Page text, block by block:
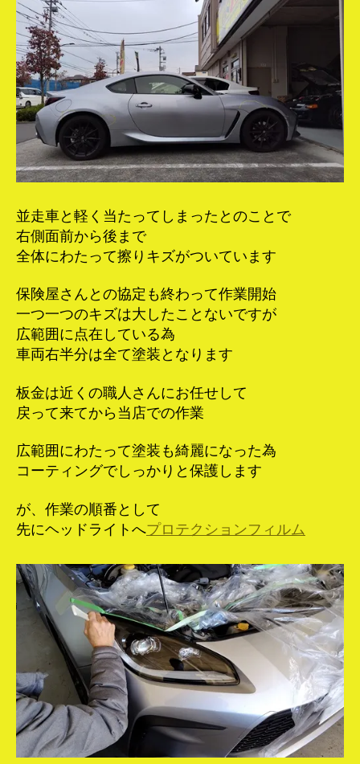
並走車と軽く当たってしまったとのことで
右側面前から後まで
全体にわたって擦りキズがついています
保険屋さんとの協定も終わって作業開始
一つ一つのキズは大したことないですが
広範囲に点在している為
車両右半分は全て塗装となります
板金は近くの職人さんにお任せして
戻って来てから当店での作業
広範囲にわたって塗装も綺麗になった為
コーティングでしっかりと保護します
が、作業の順番として
先にヘッドライトへプロテクションフィルム